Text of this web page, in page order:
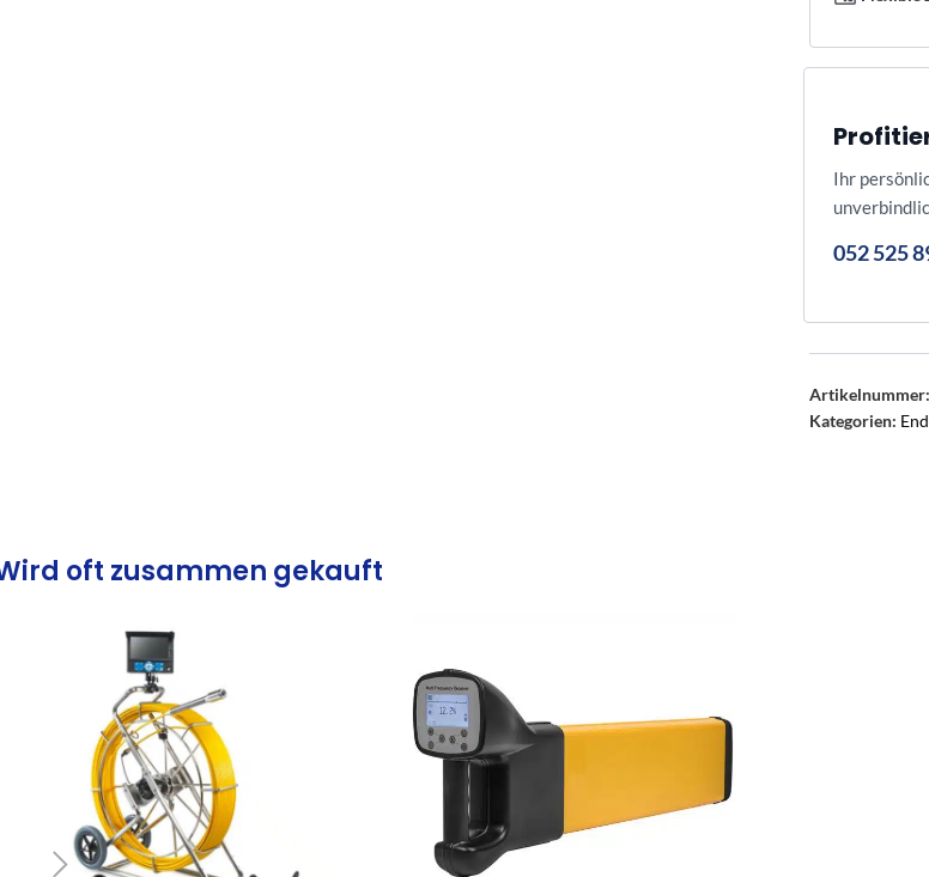
Ihr
052 525
Artikelnummer:
Kategorien:
oft zusammen gekauft